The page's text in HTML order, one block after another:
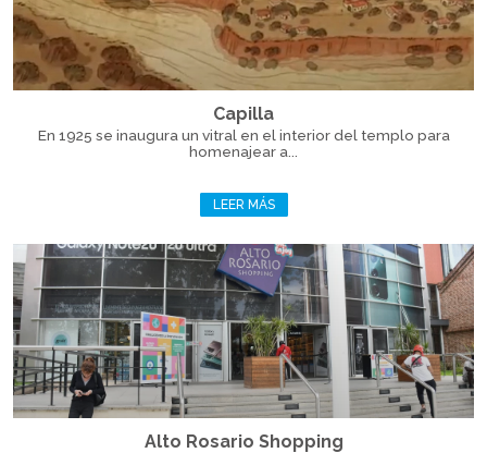
Capilla
En 1925 se inaugura un vitral en el interior del templo para
homenajear a...
LEER MÁS
Alto Rosario Shopping